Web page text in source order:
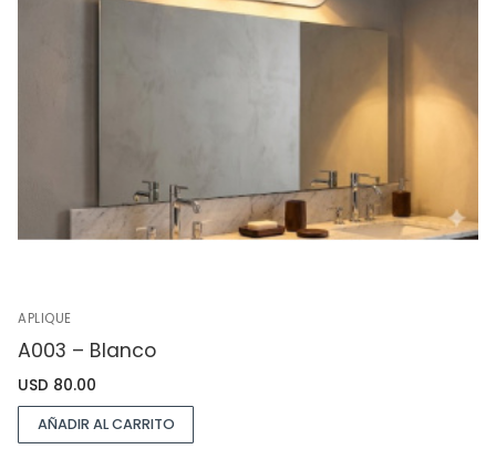
APLIQUE
A003 – Blanco
USD 80.00
AÑADIR AL CARRITO